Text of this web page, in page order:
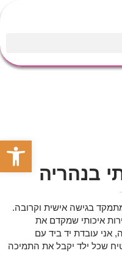
בנהריה
בגישה אישית וקרובה.
איכותי שמקדם את
אני עובדת יד ביד עם
שכל ילד יקבל את התמיכה
פתח